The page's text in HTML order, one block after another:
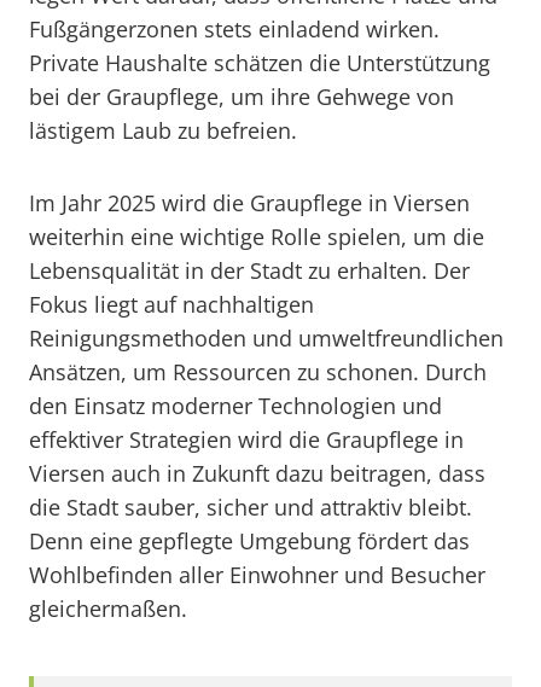
Fußgängerzonen stets einladend wirken.
Private Haushalte schätzen die Unterstützung
bei der Graupflege, um ihre Gehwege von
lästigem Laub zu befreien.
Im Jahr 2025 wird die Graupflege in Viersen
weiterhin eine wichtige Rolle spielen, um die
Lebensqualität in der Stadt zu erhalten. Der
Fokus liegt auf nachhaltigen
Reinigungsmethoden und umweltfreundlichen
Ansätzen, um Ressourcen zu schonen. Durch
den Einsatz moderner Technologien und
effektiver Strategien wird die Graupflege in
Viersen auch in Zukunft dazu beitragen, dass
die Stadt sauber, sicher und attraktiv bleibt.
Denn eine gepflegte Umgebung fördert das
Wohlbefinden aller Einwohner und Besucher
gleichermaßen.